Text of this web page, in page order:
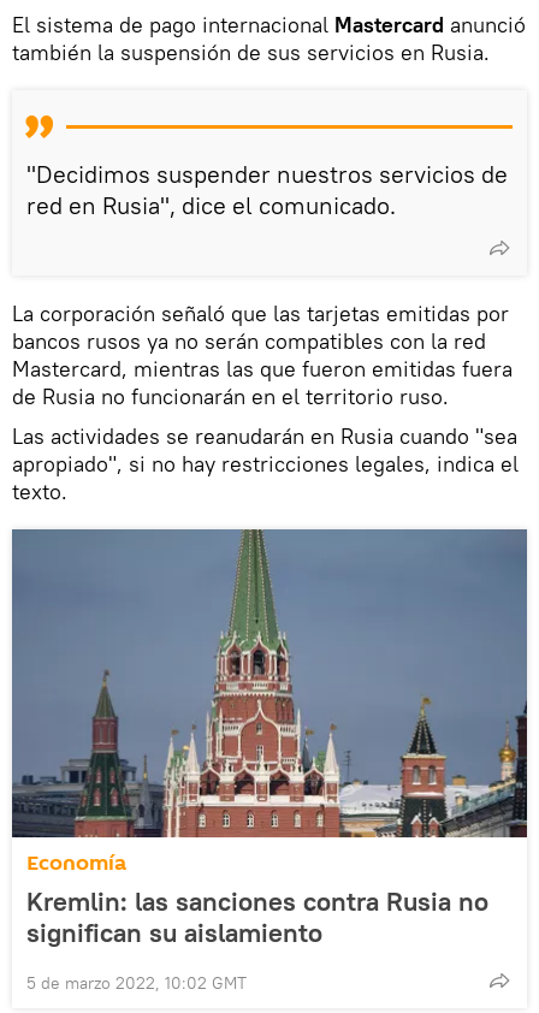
El sistema de pago internacional Mastercard anunció
también la suspensión de sus servicios en Rusia.
"Decidimos suspender nuestros servicios de
red en Rusia", dice el comunicado.
La corporación señaló que las tarjetas emitidas por
bancos rusos ya no serán compatibles con la red
Mastercard, mientras las que fueron emitidas fuera
de Rusia no funcionarán en el territorio ruso.
Las actividades se reanudarán en Rusia cuando "sea
apropiado", si no hay restricciones legales, indica el
texto.
Economía
Kremlin: las sanciones contra Rusia no
significan su aislamiento
5 de marzo 2022, 10:02 GMT